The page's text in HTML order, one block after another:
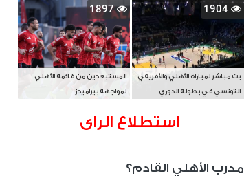
1904
بث مباشر لمباراة الأهلي والأفريقي
التونسي في بطولة الدوري
1897
المستبعدين من قائمة الأهلي
لمواجهة بيراميدز
استطلاع الراى
مدرب الأهلي القادم؟